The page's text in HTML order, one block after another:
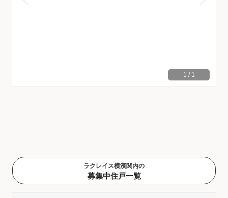
1 / 1
ラクレイス横濱関内の
募集中住戸一覧